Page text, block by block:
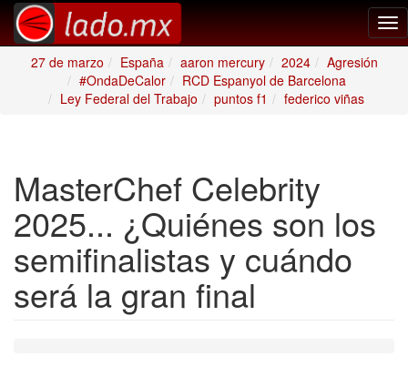
27 de marzo
España aaron mercury 2024
Agresión
#OndaDeCalor
RCD Espanyol de Barcelona
Ley Federal del Trabajo
puntos f1 federico viñas
MasterChef Celebrity
2025... ¿Quiénes son los
semifinalistas y cuándo
será la gran final